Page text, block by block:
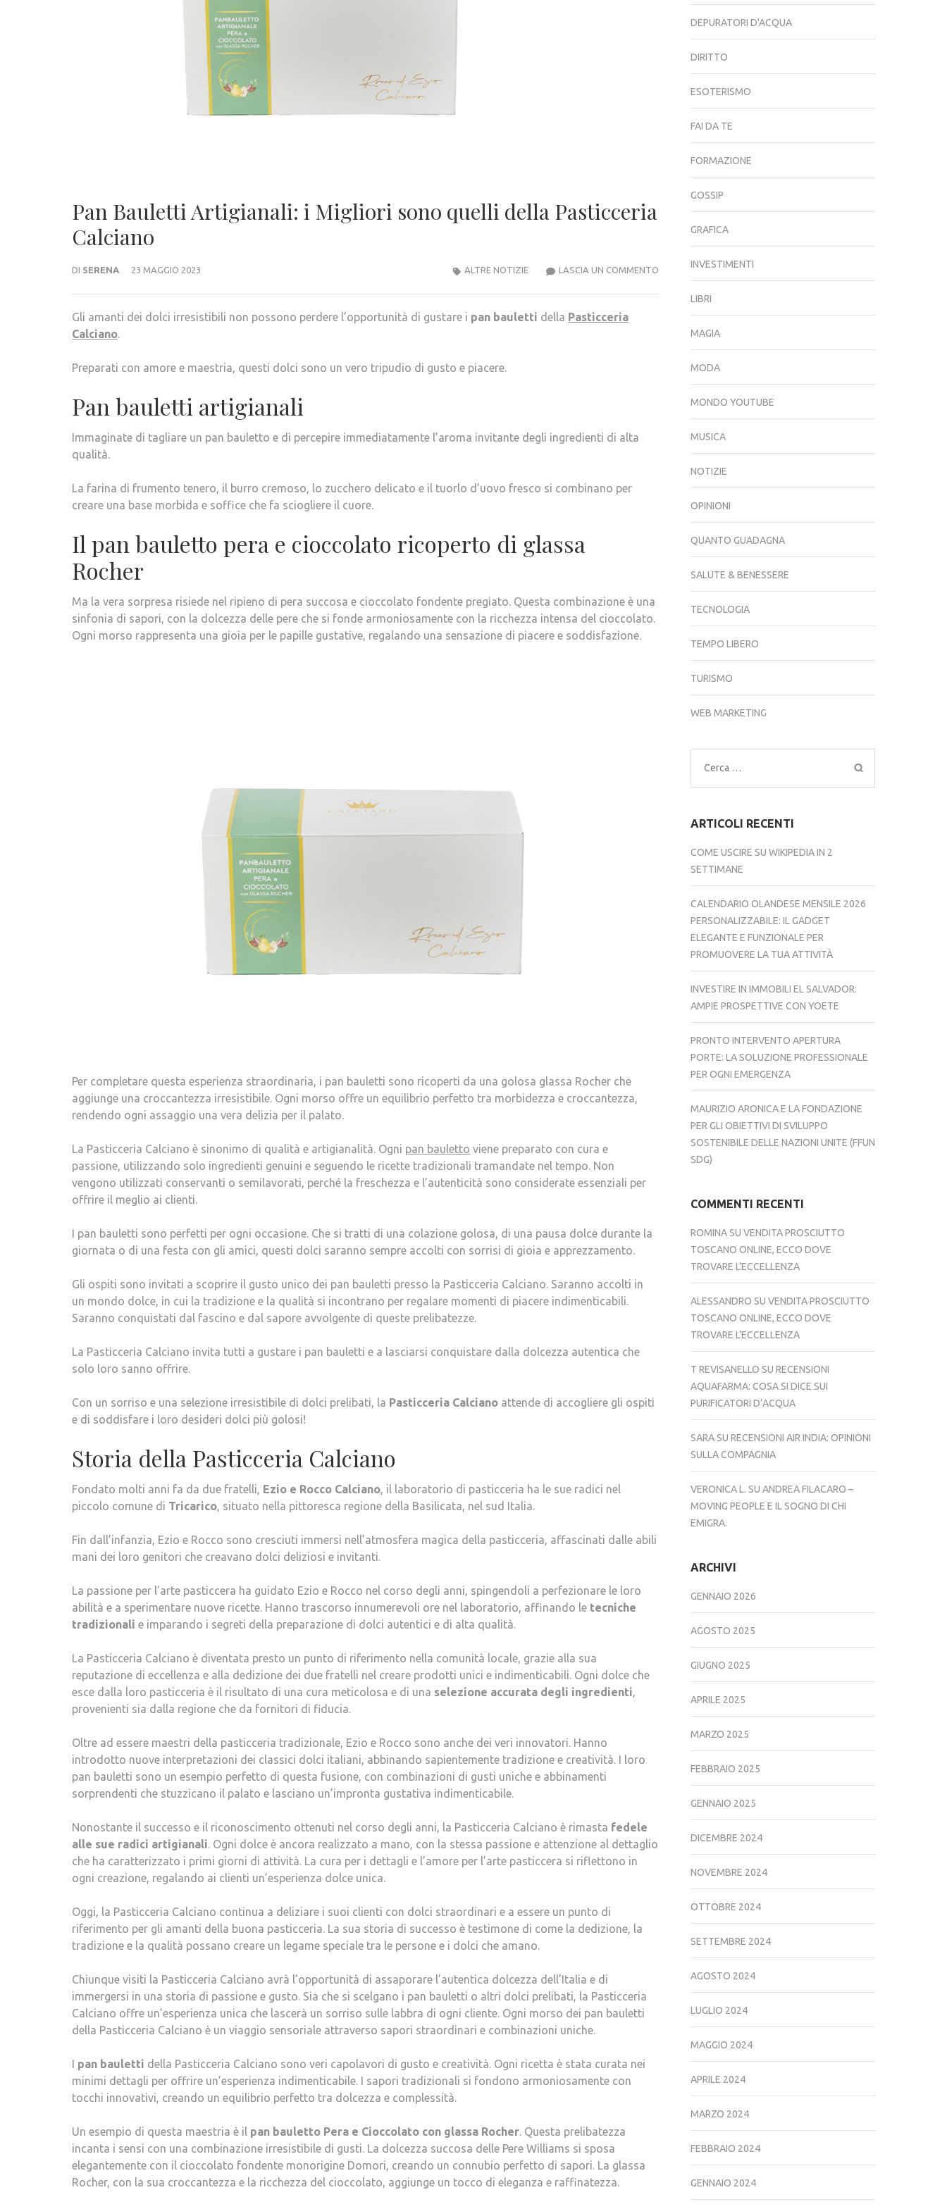
Pan Bauletti Artigianali: i Migliori sono quelli della Pasticceria
Calciano
DI SERENA 23 MAGGIO 2023 LASCIA UN COMMENTOPAN
ARTIGIANALI:
MIGLIORI
PASTICCERIA
CALCIANO
ALTRE NOTIZIE
Gli amanti dei dolci irresistibili non possono perdere l’opportunità di gustare i pan bauletti della Pasticceria
Calciano.
Preparati con amore e maestria, questi dolci sono un vero tripudio di gusto e piacere.
Pan bauletti artigianali
Immaginate di tagliare un pan bauletto e di percepire immediatamente l’aroma invitante degli ingredienti di alta
qualità.
La farina di frumento tenero, il burro cremoso, lo zucchero delicato e il tuorlo d’uovo fresco si combinano per
creare una base morbida e soffice che fa sciogliere il cuore.
Il pan bauletto pera e cioccolato ricoperto di glassa
Rocher
Ma la vera sorpresa risiede nel ripieno di pera succosa e cioccolato fondente pregiato. Questa combinazione è una
sinfonia di sapori, con la dolcezza delle pere che si fonde armoniosamente con la ricchezza intensa del cioccolato.
Ogni morso rappresenta una gioia per le papille gustative, regalando una sensazione di piacere e soddisfazione.
Per completare questa esperienza straordinaria, i pan bauletti sono ricoperti da una golosa glassa Rocher che
aggiunge una croccantezza irresistibile. Ogni morso offre un equilibrio perfetto tra morbidezza e croccantezza,
rendendo ogni assaggio una vera delizia per il palato.
La Pasticceria Calciano è sinonimo di qualità e artigianalità. Ogni pan bauletto viene preparato con cura e
passione, utilizzando solo ingredienti genuini e seguendo le ricette tradizionali tramandate nel tempo. Non
vengono utilizzati conservanti o semilavorati, perché la freschezza e l’autenticità sono considerate essenziali per
offrire il meglio ai clienti.
I pan bauletti sono perfetti per ogni occasione. Che si tratti di una colazione golosa, di una pausa dolce durante la
giornata o di una festa con gli amici, questi dolci saranno sempre accolti con sorrisi di gioia e apprezzamento.
Gli ospiti sono invitati a scoprire il gusto unico dei pan bauletti presso la Pasticceria Calciano. Saranno accolti in
un mondo dolce, in cui la tradizione e la qualità si incontrano per regalare momenti di piacere indimenticabili.
Saranno conquistati dal fascino e dal sapore avvolgente di queste prelibatezze.
La Pasticceria Calciano invita tutti a gustare i pan bauletti e a lasciarsi conquistare dalla dolcezza autentica che
solo loro sanno offrire.
Con un sorriso e una selezione irresistibile di dolci prelibati, la Pasticceria Calciano attende di accogliere gli ospiti
e di soddisfare i loro desideri dolci più golosi!
Storia della Pasticceria Calciano
Fondato molti anni fa da due fratelli, Ezio e Rocco Calciano , il laboratorio di pasticceria ha le sue radici nel
piccolo comune di Tricarico , situato nella pittoresca regione della Basilicata, nel sud Italia.
Fin dall’infanzia, Ezio e Rocco sono cresciuti immersi nell’atmosfera magica della pasticceria, affascinati dalle abili
mani dei loro genitori che creavano dolci deliziosi e invitanti.
La passione per l’arte pasticcera ha guidato Ezio e Rocco nel corso degli anni, spingendoli a perfezionare le loro
abilità e a sperimentare nuove ricette. Hanno trascorso innumerevoli ore nel laboratorio, affinando le tecniche
tradizionali e imparando i segreti della preparazione di dolci autentici e di alta qualità.
La Pasticceria Calciano è diventata presto un punto di riferimento nella comunità locale, grazie alla sua
reputazione di eccellenza e alla dedizione dei due fratelli nel creare prodotti unici e indimenticabili. Ogni dolce che
esce dalla loro pasticceria è il risultato di una cura meticolosa e di una selezione accurata degli ingredienti
provenienti sia dalla regione che da fornitori di fiducia.
Oltre ad essere maestri della pasticceria tradizionale, Ezio e Rocco sono anche dei veri innovatori. Hanno
introdotto nuove interpretazioni dei classici dolci italiani, abbinando sapientemente tradizione e creatività. I loro
pan bauletti sono un esempio perfetto di questa fusione, con combinazioni di gusti uniche e abbinamenti
sorprendenti che stuzzicano il palato e lasciano un’impronta gustativa indimenticabile.
Nonostante il successo e il riconoscimento ottenuti nel corso degli anni, la Pasticceria Calciano è rimasta fedele
alle sue radici artigianali . Ogni dolce è ancora realizzato a mano, con la stessa passione e attenzione al dettaglio
che ha caratterizzato i primi giorni di attività. La cura per i dettagli e l’amore per l’arte pasticcera si riflettono in
ogni creazione, regalando ai clienti un’esperienza dolce unica.
Oggi, la Pasticceria Calciano continua a deliziare i suoi clienti con dolci straordinari e a essere un punto di
riferimento per gli amanti della buona pasticceria. La sua storia di successo è testimone di come la dedizione, la
tradizione e la qualità possano creare un legame speciale tra le persone e i dolci che amano.
Chiunque visiti la Pasticceria Calciano avrà l’opportunità di assaporare l’autentica dolcezza dell’Italia e di
immergersi in una storia di passione e gusto. Sia che si scelgano i pan bauletti o altri dolci prelibati, la Pasticceria
Calciano offre un’esperienza unica che lascerà un sorriso sulle labbra di ogni cliente. Ogni morso dei pan bauletti
della Pasticceria Calciano è un viaggio sensoriale attraverso sapori straordinari e combinazioni uniche.
I pan bauletti della Pasticceria Calciano sono veri capolavori di gusto e creatività. Ogni ricetta è stata curata nei
minimi dettagli per offrire un’esperienza indimenticabile. I sapori tradizionali si fondono armoniosamente con
tocchi innovativi, creando un equilibrio perfetto tra dolcezza e complessità.
Un esempio di questa maestria è il pan bauletto Pera e Cioccolato con glassa Rocher . Questa prelibatezza
incanta i sensi con una combinazione irresistibile di gusti. La dolcezza succosa delle Pere Williams si sposa
elegantemente con il cioccolato fondente monorigine Domori, creando un connubio perfetto di sapori. La glassa
Rocher, con la sua croccantezza e la ricchezza del cioccolato, aggiunge un tocco di eleganza e raffinatezza.
DEPURATORI D'ACQUA
DIRITTO
ESOTERISMO
FAI DA TE
FORMAZIONE
GOSSIP
GRAFICA
INVESTIMENTI
LIBRI
MAGIA
MODA
MONDO YOUTUBE
MUSICA
NOTIZIE
OPINIONI
QUANTO GUADAGNA
SALUTE & BENESSERE
TECNOLOGIA
TEMPO LIBERO
TURISMO
WEB MARKETING
Ricerca
per:
ARTICOLI RECENTI
COME USCIRE SU WIKIPEDIA IN 2
SETTIMANE
CALENDARIO OLANDESE MENSILE 2026
PERSONALIZZABILE: IL GADGET
ELEGANTE E FUNZIONALE PER
PROMUOVERE LA TUA ATTIVITÀ
INVESTIRE IN IMMOBILI EL SALVADOR:
AMPIE PROSPETTIVE CON YOETE
PRONTO INTERVENTO APERTURA
PORTE: LA SOLUZIONE PROFESSIONALE
PER OGNI EMERGENZA
MAURIZIO ARONICA E LA FONDAZIONE
PER GLI OBIETTIVI DI SVILUPPO
SOSTENIBILE DELLE NAZIONI UNITE (FFUN
SDG)
COMMENTI RECENTI
ROMINASU VENDITA PROSCIUTTO
TOSCANO ONLINE, ECCO DOVE
TROVARE L’ECCELLENZA
ALESSANDRO SU VENDITA PROSCIUTTO
TOSCANO ONLINE, ECCO DOVE
TROVARE L’ECCELLENZA
T REVISANELLO SU RECENSIONI
AQUAFARMA: COSA SI DICE SUI
PURIFICATORI D’ACQUA
SARASU RECENSIONI AIR INDIA: OPINIONI
SULLA COMPAGNIA
VERONICA L. SU ANDREA FILACARO –
MOVING PEOPLE E IL SOGNO DI CHI
EMIGRA.
ARCHIVI
GENNAIO 2026
AGOSTO 2025
GIUGNO 2025
APRILE 2025
MARZO 2025
FEBBRAIO 2025
GENNAIO 2025
DICEMBRE 2024
NOVEMBRE 2024
OTTOBRE 2024
SETTEMBRE 2024
AGOSTO 2024
LUGLIO 2024
MAGGIO 2024
APRILE 2024
MARZO 2024
FEBBRAIO 2024
GENNAIO 2024